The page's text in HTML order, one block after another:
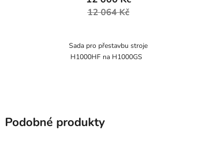
12 064 Kč
Sada pro přestavbu stroje
H1000HF na H1000GS
Podobné produkty